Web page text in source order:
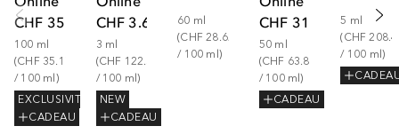
CHF 35.17
100 ml
(CHF 35.17
/ 100 ml )
EXCLUSIVITÉ
CADEAU
CHF 3.67
3 ml
(CHF 122.33
/ 100 ml)
NEW
CADEAU
60 ml
(CHF 28.62
/ 100 ml )
CHF 31.90
50 ml
(CHF 63.80
/ 100 ml)
CADEAU
5 ml
(CHF
/ 100 ml )